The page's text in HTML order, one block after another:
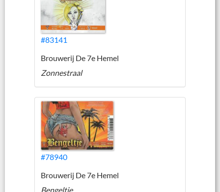
#83141
Brouwerij De 7e Hemel
Zonnestraal
#78940
Brouwerij De 7e Hemel
Bengeltje